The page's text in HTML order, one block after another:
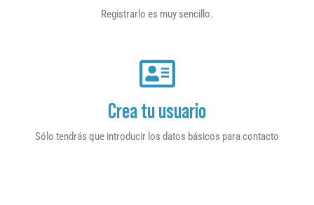
Registrarlo es muy sencillo.
Crea tu usuario
Sólo tendrás que introducir los datos básicos para contacto